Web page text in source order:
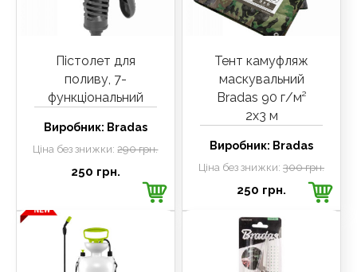
Пістолет для
поливу, 7-
функціональний
Виробник: Bradas
Ціна без знижки:290 грн.
250 грн.
Тент камуфляж
маскувальний
Bradas 90 г/м²
2х3 м
Виробник: Bradas
Ціна без знижки:300 грн.
250 грн.